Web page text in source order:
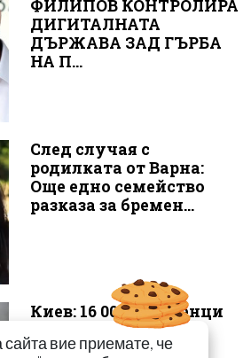
ФИЛИПОВ КОНТРОЛИРА
ДИГИТАЛНАТА
ДЪРЖАВА ЗАД ГЪРБА
НА П...
След случая с
родилката от Варна:
Още едно семейство
разказа за бремен...
Киев: 16 000 чужденци
се сражават в
украинските
вие приемате, че